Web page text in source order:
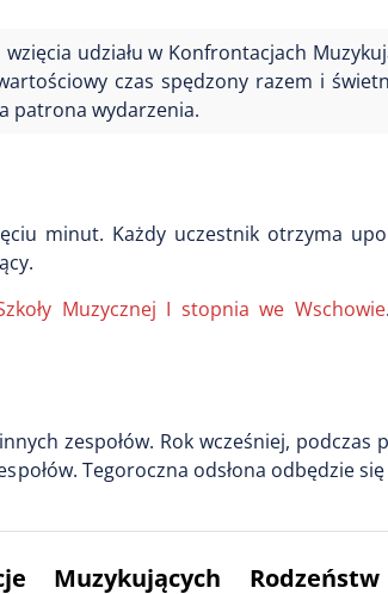
udziału w Konfrontacjach
czas spędzony razem i
patrona wydarzenia.
minut. Każdy uczestnik otrzyma
Muzycznej I stopnia we Wschowie
zespołów. Rok wcześniej,
Tegoroczna odsłona odbędzie
Muzykujących